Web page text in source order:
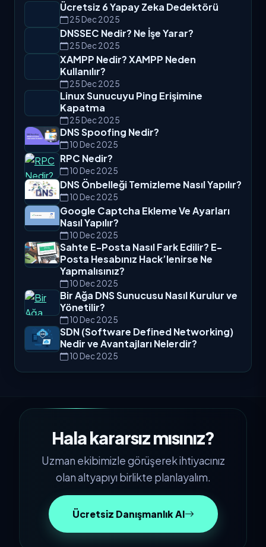
Ücretsiz 6 Yapay Zeka Dedektörü
25 Dec 2025
DNSSEC Nedir? Ne İşe Yarar?
25 Dec 2025
XAMPP Nedir? XAMPP Neden
Kullanılır?
25 Dec 2025
Linux Sunucuyu Ping Erişimine
Kapatma
25 Dec 2025
DNS Spoofing Nedir?
10 Dec 2025
RPC Nedir?
10 Dec 2025
DNS Önbelleği Temizleme Nasıl Yapılır?
10 Dec 2025
Google Captcha Ekleme Ve Ayarları
Nasıl Yapılır?
10 Dec 2025
Sahte E-Posta Nasıl Fark Edilir? E-
Posta Hesabınız Hack’lenirse Ne
Yapmalısınız?
10 Dec 2025
Bir Ağa DNS Sunucusu Nasıl Kurulur ve
Yönetilir?
10 Dec 2025
SDN (Software Defined Networking)
Nedir ve Avantajları Nelerdir?
10 Dec 2025
Hala kararsız mısınız?
Uzman ekibimizle görüşerek ihtiyacınız
olan altyapıyı birlikte planlayalım.
Ücretsiz Danışmanlık Al